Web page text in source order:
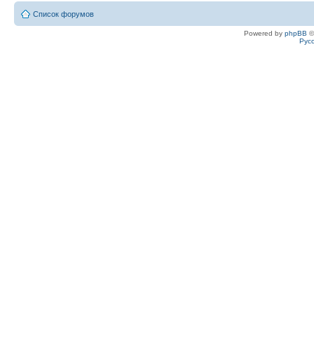
Список форумов
Powered by phpBB